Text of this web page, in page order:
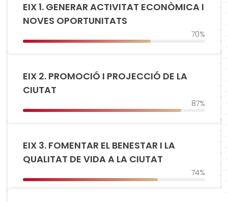
EIX 1. GENERAR ACTIVITAT ECONÒMICA I
NOVES OPORTUNITATS
70%
EIX 2. PROMOCIÓ I PROJECCIÓ DE LA
CIUTAT
87%
EIX 3. FOMENTAR EL BENESTAR I LA
QUALITAT DE VIDA A LA CIUTAT
74%